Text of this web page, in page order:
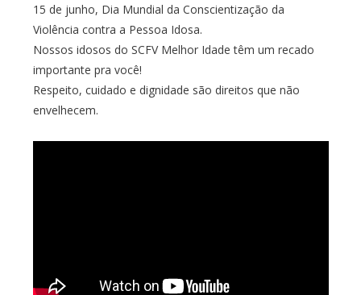
15 de junho, Dia Mundial da Conscientização da
Violência contra a Pessoa Idosa.
Nossos idosos do SCFV Melhor Idade têm um recado
importante pra você!
Respeito, cuidado e dignidade são direitos que não
envelhecem.